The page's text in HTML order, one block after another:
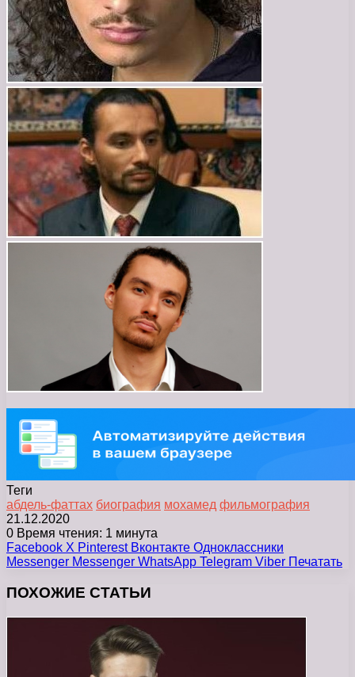
Теги
абдель-фаттах биография мохамед фильмография
21.12.2020
0 Время чтения: 1 минута
Facebook X Pinterest Вконтакте Одноклассники
Messenger Messenger WhatsApp Telegram Viber Печатать
ПОХОЖИЕ СТАТЬИ